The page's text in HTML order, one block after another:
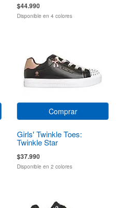
$44.990
Disponible en 4 colores
Comprar
Girls' Twinkle Toes:
Twinkle Star
$37.990
Disponible en 2 colores